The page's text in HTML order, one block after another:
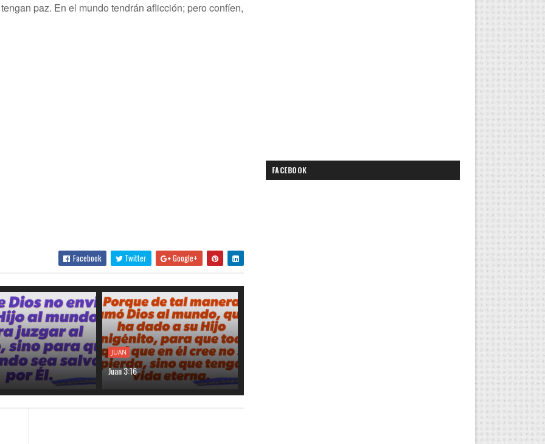
paz. En el mundo tendrán aflicción; pero confíen,
Facebook Twitter Google+
JUAN
Juan 3:16
FACEBOOK